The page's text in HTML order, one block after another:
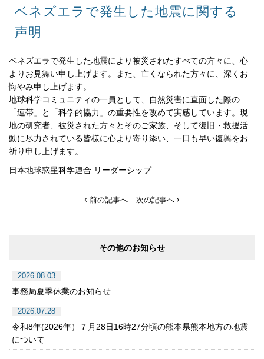
ベネズエラで発生した地震に関する
声明
ベネズエラで発生した地震により被災されたすべての方々に、心
よりお見舞い申し上げます。また、亡くなられた方々に、深くお
悔やみ申し上げます。
地球科学コミュニティの一員として、自然災害に直面した際の
「連帯」と「科学的協力」の重要性を改めて実感しています。現
地の研究者、被災された方々とそのご家族、そして復旧・救援活
動に尽力されている皆様に心より寄り添い、一日も早い復興をお
祈り申し上げます。
日本地球惑星科学連合 リーダーシップ
前の記事へ 次の記事へ
その他のお知らせ
2026.08.03
事務局夏季休業のお知らせ
2026.07.28
令和8年(2026年）７月28日16時27分頃の熊本県熊本地方の地震
について